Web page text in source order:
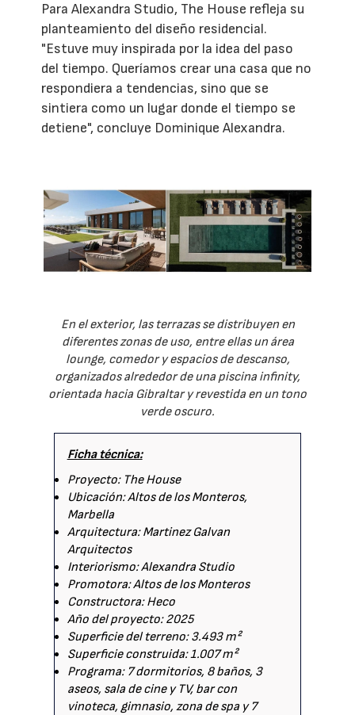
Para Alexandra Studio, The House refleja su
planteamiento del diseño residencial.
"Estuve muy inspirada por la idea del paso
del tiempo. Queríamos crear una casa que no
respondiera a tendencias, sino que se
sintiera como un lugar donde el tiempo se
detiene", concluye Dominique Alexandra.
En el exterior, las terrazas se distribuyen en
diferentes zonas de uso, entre ellas un área
lounge, comedor y espacios de descanso,
organizados alrededor de una piscina infinity,
orientada hacia Gibraltar y revestida en un tono
verde oscuro.
Ficha técnica:
Proyecto: The House
Ubicación: Altos de los Monteros,
Marbella
Arquitectura: Martinez Galvan
Arquitectos
Interiorismo: Alexandra Studio
Promotora: Altos de los Monteros
Constructora: Heco
Año del proyecto: 2025
Superficie del terreno: 3.493 m²
Superficie construida: 1.007 m²
Programa: 7 dormitorios, 8 baños, 3
aseos, sala de cine y TV, bar con
vinoteca, gimnasio, zona de spa y 7